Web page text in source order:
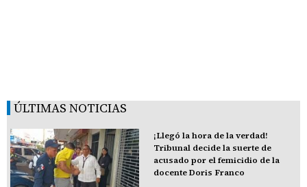
ÚLTIMAS NOTICIAS
¡Llegó la hora de la verdad!
Tribunal decide la suerte de
acusado por el femicidio de la
docente Doris Franco